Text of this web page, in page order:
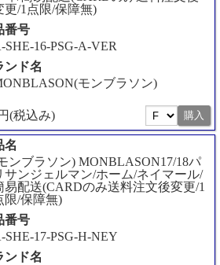
更/1点限/保障無)
番号
SHE-16-PSG-A-VER
ンド名
モンブラソン)
(税込み)
名
ンブラソン) MONBLASON17/18パ
サンジェルマン/ホーム/ネイマール/
易配送(CARDのみ送料注文後変更/1
限/保障無)
番号
SHE-17-PSG-H-NEY
ンド名